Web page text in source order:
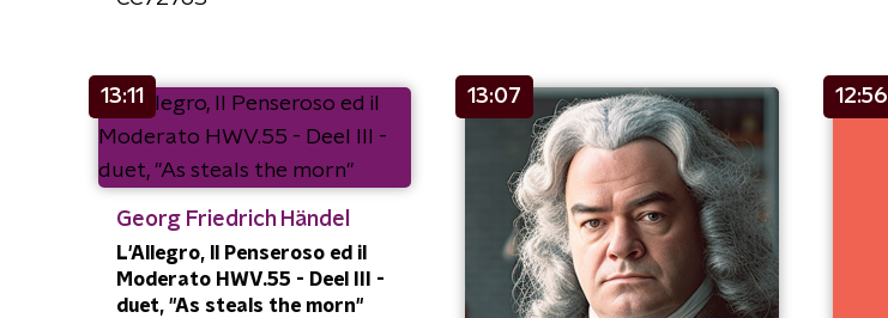
13:11
Georg Friedrich Händel
L'Allegro, ll Penseroso ed il
Moderato HWV.55 - Deel III -
duet, "As steals the morn"
13:07 12:56